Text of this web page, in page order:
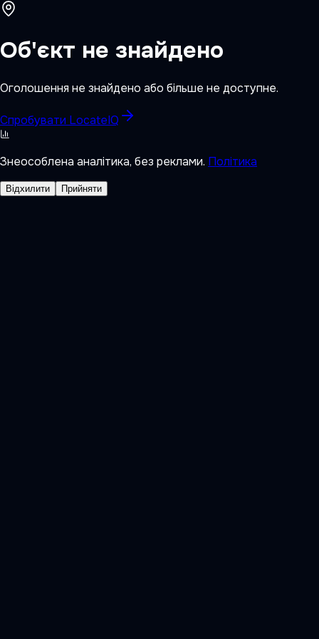
Об'єкт не знайдено
Оголошення не знайдено або більше не доступне.
Спробувати LocateIQ
Знеособлена аналітика, без реклами. Політика
Відхилити Прийняти